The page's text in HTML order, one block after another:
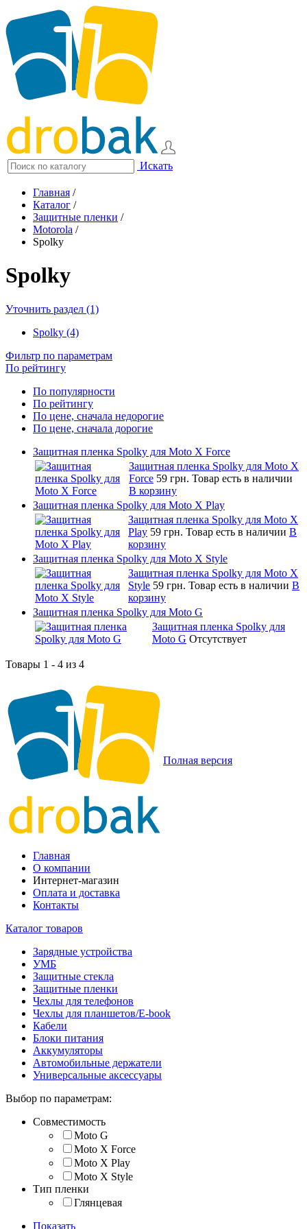
Искать
Главная /
Каталог /
Защитные пленки /
Motorola /
Spolky
Spolky
Уточнить раздел (1)
Spolky (4)
Фильтр по параметрам
По рейтингу
По популярности
По рейтингу
По цене, сначала недорогие
По цене, сначала дорогие
Защитная пленка Spolky для Moto X Force
Защитная пленка Spolky для Moto X
Force 59 грн. Товар есть в наличии
В корзину
Защитная пленка Spolky для Moto X Play
Защитная пленка Spolky для Moto X
Play 59 грн. Товар есть в наличии В
корзину
Защитная пленка Spolky для Moto X Style
Защитная пленка Spolky для Moto X
Style 59 грн. Товар есть в наличии В
корзину
Защитная пленка Spolky для Moto G
Защитная пленка Spolky для
Moto G Отсутствует
Товары 1 - 4 из 4
Полная версия
Главная
О компании
Интернет-магазин
Оплата и доставка
Контакты
Каталог товаров
Зарядные устройства
УМБ
Защитные стекла
Защитные пленки
Чехлы для телефонов
Чехлы для планшетов/E-book
Кабели
Блоки питания
Аккумуляторы
Автомобильные держатели
Универсальные аксессуары
Выбор по параметрам:
Совместимость
Moto G
Moto X Force
Moto X Play
Moto X Style
Тип пленки
Глянцевая
Показать